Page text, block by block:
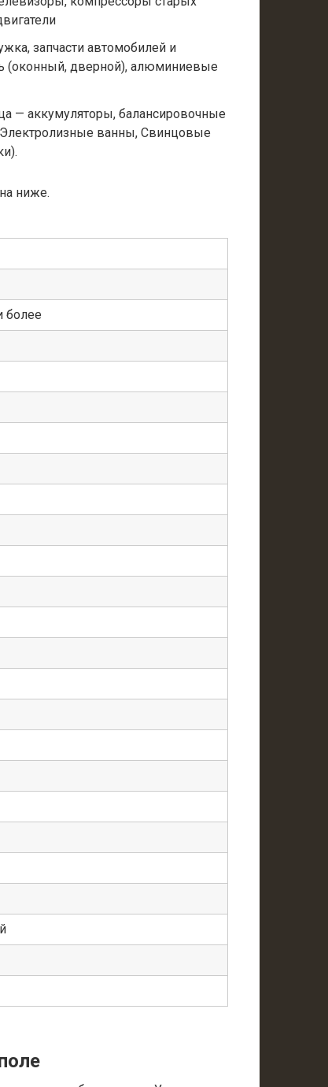
запчасти автомобилей и
(оконный, дверной), алюминиевые
— аккумуляторы, балансировочные
ванны, Свинцовые
ниже.
более